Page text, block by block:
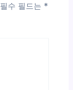
필수 필드는 *